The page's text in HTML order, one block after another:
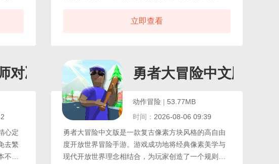
还
解谜
程围
元画面，同时推出低配版本，安装包更小巧，适配低
在一次次冒险任务中强化自身，以英雄之姿直面挑
战，开启奇幻的次元旅程。
立即查看
对决九游版
心定
去繁
仅
勇者大冒险中文版
动作冒险 | 53.77MB
时间： 2026-08-06 09:39
勇者大冒险中文版是一款复古像素方块风格的高自由
度开放世界冒险手游。游戏成功地将经典像素美学与
现代开放世界理念相结合，为玩家创造了一个规则宽